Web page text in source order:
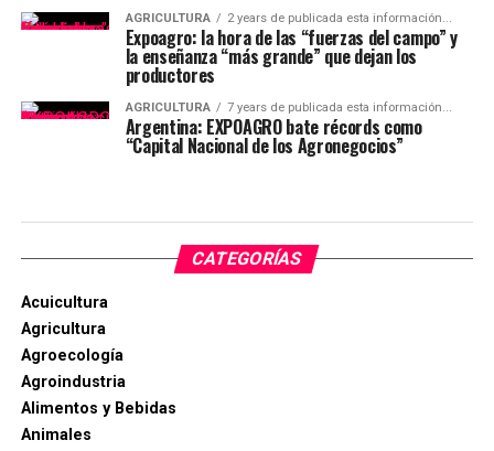
AGRICULTURA 2 years de publicada esta información...
Expoagro: la hora de las “fuerzas del campo” y
la enseñanza “más grande” que dejan los
productores
AGRICULTURA 7 years de publicada esta información...
Argentina: EXPOAGRO bate récords como
“Capital Nacional de los Agronegocios”
CATEGORÍAS
Acuicultura
Agricultura
Agroecología
Agroindustria
Alimentos y Bebidas
Animales